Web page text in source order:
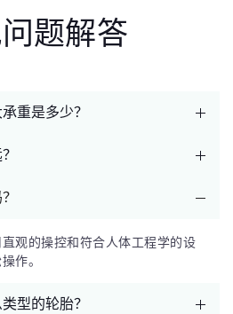
题解答
重是多少？
330 磅，可为各种人群提供安全
次充电后最大续航里程可达 11.7
观的操控和符合人体工程学的设
作。
型的轮胎？